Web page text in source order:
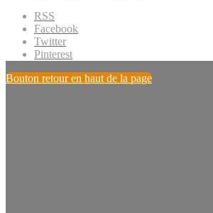
RSS
Facebook
Twitter
Pinterest
Bouton retour en haut de la page